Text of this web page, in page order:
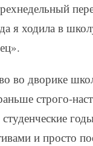
я ходила в
во дворике
строго-
и просто